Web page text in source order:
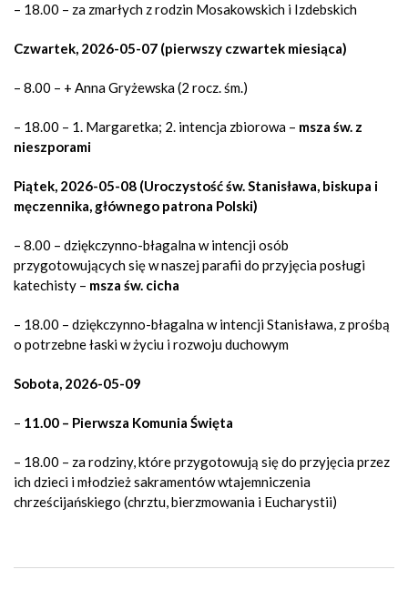
– 18.00 – za zmarłych z rodzin Mosakowskich i Izdebskich
Czwartek, 2026-05-07 (pierwszy czwartek miesiąca)
– 8.00 – + Anna Gryżewska (2 rocz. śm.)
– 18.00 – 1. Margaretka; 2. intencja zbiorowa – msza św. z
nieszporami
Piątek, 2026-05-08 (Uroczystość św. Stanisława, biskupa i
męczennika, głównego patrona Polski)
– 8.00 – dziękczynno-błagalna w intencji osób
przygotowujących się w naszej parafii do przyjęcia posługi
katechisty – msza św. cicha
– 18.00 – dziękczynno-błagalna w intencji Stanisława, z prośbą
o potrzebne łaski w życiu i rozwoju duchowym
Sobota, 2026-05-09
– 11.00 – Pierwsza Komunia Święta
– 18.00 – za rodziny, które przygotowują się do przyjęcia przez
ich dzieci i młodzież sakramentów wtajemniczenia
chrześcijańskiego (chrztu, bierzmowania i Eucharystii)